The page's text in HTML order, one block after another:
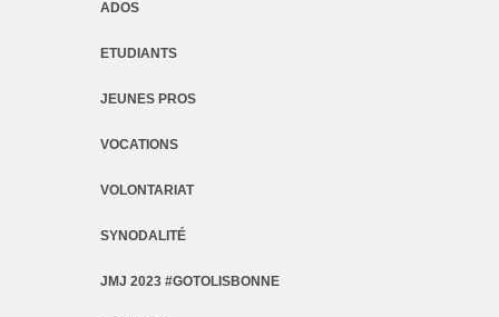
ADOS
ETUDIANTS
JEUNES PROS
VOCATIONS
VOLONTARIAT
SYNODALITÉ
JMJ 2023 #GOTOLISBONNE